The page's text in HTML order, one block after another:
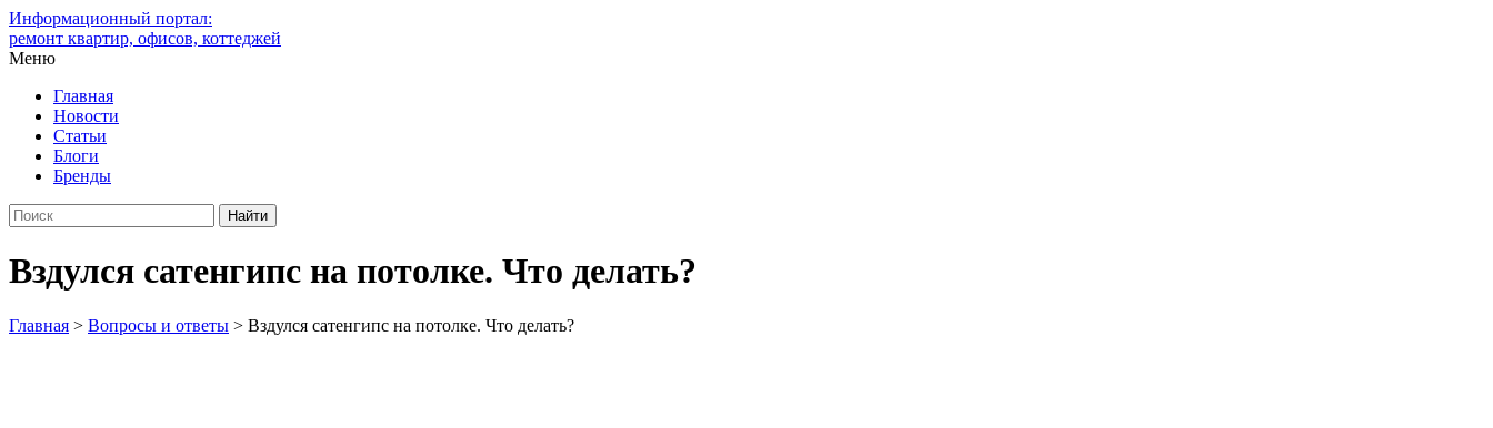
Информационный портал:
ремонт квартир, офисов, коттеджей
Меню
Главная
Новости
Статьи
Блоги
Бренды
Вздулся сатенгипс на потолке. Что делать?
Главная > Вопросы и ответы > Вздулся сатенгипс на потолке. Что делать?